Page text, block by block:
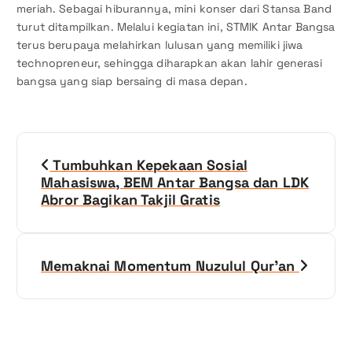
meriah. Sebagai hiburannya, mini konser dari Stansa Band
turut ditampilkan. Melalui kegiatan ini, STMIK Antar Bangsa
terus berupaya melahirkan lulusan yang memiliki jiwa
technopreneur, sehingga diharapkan akan lahir generasi
bangsa yang siap bersaing di masa depan.
Tumbuhkan Kepekaan Sosial
Mahasiswa, BEM Antar Bangsa dan LDK
Abror Bagikan Takjil Gratis
Memaknai Momentum Nuzulul Qur’an